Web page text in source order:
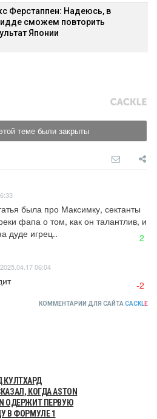
Ферстаппен: Надеюсь, в
сможем повторить
Японии
теме были закрыты
была про Максимку, сектанты
фапа о том, как он талантлив, и
дуде игрец..
2
2025.04.17 06:04
-2
КОММЕНТАРИИ ДЛЯ САЙТА CACKLE
КУЛТХАРД
КОГДА ASTON
ОДЕРЖИТ ПЕРВУЮ
В ФОРМУЛЕ 1